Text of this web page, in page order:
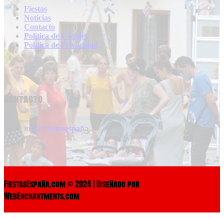
Fiestas
Noticias
Contacto
Politica de Cookies
Politica de Privacidad
Contacto
info@fiestasespaña
FiestasEspaña.com © 2024 | Diseñado por
WebEnchantments.com